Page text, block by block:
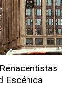
Escénica